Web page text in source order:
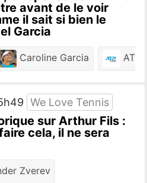
avant de le voir
il sait si bien le
Garcia
Caroline Garcia ATP
We Love Tennis
sur Arthur Fils :
cela, il ne sera
Zverev